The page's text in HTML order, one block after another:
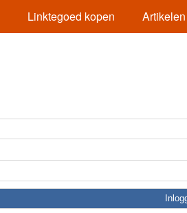
Linktegoed kopen Artikelen